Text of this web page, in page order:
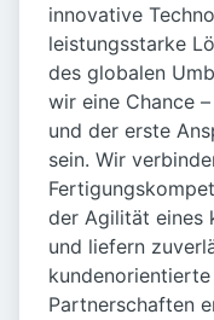
innovative
leistungsstarke
des globalen
wir eine Chance
und der erste
sein. Wir
der Agilität eines
und liefern
Partnerschaften